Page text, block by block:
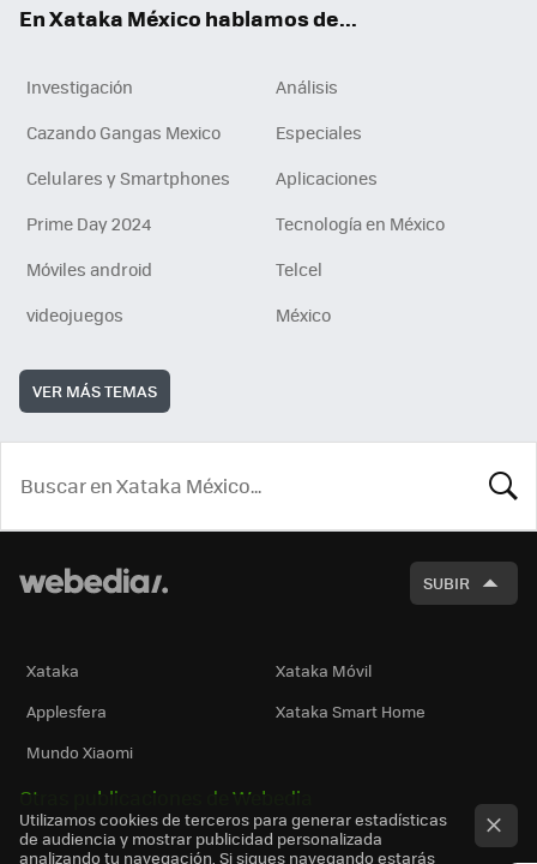
En Xataka México hablamos de...
Investigación
Análisis
Cazando Gangas Mexico
Especiales
Celulares y Smartphones
Aplicaciones
Prime Day 2024
Tecnología en México
Móviles android
Telcel
videojuegos
México
VER MÁS TEMAS
SUBIR
Xataka
Xataka Móvil
Applesfera
Xataka Smart Home
Mundo Xiaomi
Otras publicaciones de Webedia
Utilizamos cookies de terceros para generar estadísticas
de audiencia y mostrar publicidad personalizada
analizando tu navegación. Si sigues navegando estarás